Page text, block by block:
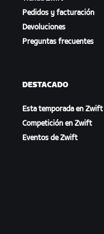
Pedidos y facturación
Devoluciones
Preguntas frecuentes
DESTACADO
Esta temporada en Zwift
Competición en Zwift
Eventos de Zwift